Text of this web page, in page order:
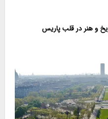
و هنر در قلب پاریس